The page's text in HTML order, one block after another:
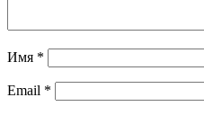
Имя *
Email *